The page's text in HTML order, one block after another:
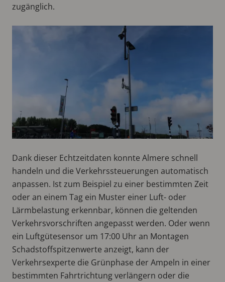
zugänglich.
Dank dieser Echtzeitdaten konnte Almere schnell
handeln und die Verkehrssteuerungen automatisch
anpassen. Ist zum Beispiel zu einer bestimmten Zeit
oder an einem Tag ein Muster einer Luft- oder
Lärmbelastung erkennbar, können die geltenden
Verkehrsvorschriften angepasst werden. Oder wenn
ein Luftgütesensor um 17:00 Uhr an Montagen
Schadstoffspitzenwerte anzeigt, kann der
Verkehrsexperte die Grünphase der Ampeln in einer
bestimmten Fahrtrichtung verlängern oder die